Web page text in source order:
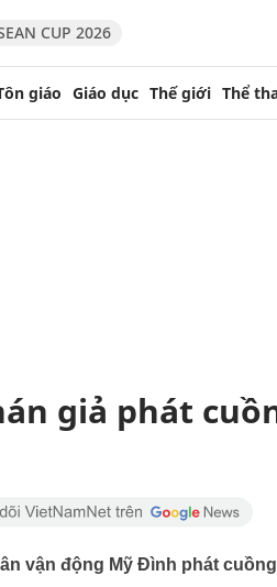
CUP 2026
giáo Giáo dục Thế giới Thể
giả phát
vận động Mỹ Đình phát